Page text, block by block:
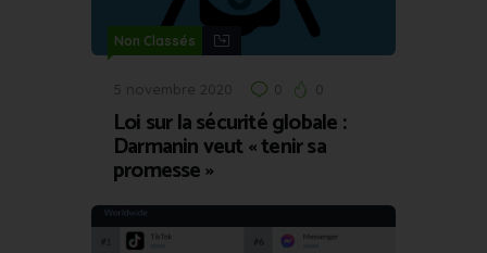
Non Classés
5 novembre 2020 0 0
Loi sur la sécurité globale :
Darmanin veut « tenir sa
promesse »